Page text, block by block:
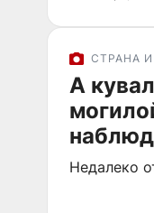
СТРАНА
А
Недалеко